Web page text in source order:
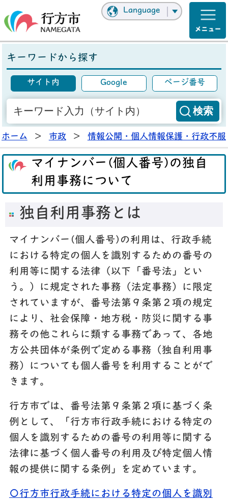
Language
キーワードから探す
サイト内 Google ページ番号
ホーム > 市政 > 情報公開・個人情報保護・行政不服
マイナンバー(個人番号)の独自
利用事務について
独自利用事務とは
マイナンバー(個人番号)の利用は、行政手続
における特定の個人を識別するための番号の
利用等に関する法律（以下「番号法」とい
う。）に規定された事務（法定事務）に限定
されていますが、番号法第９条第２項の規定
により、社会保障・地方税・防災に関する事
務その他これらに類する事務であって、各地
方公共団体が条例で定める事務（独自利用事
務）についても個人番号を利用することがで
きます。
行方市では、番号法第９条第２項に基づく条
例として、「行方市行政手続における特定の
個人を識別するための番号の利用等に関する
法律に基づく個人番号の利用及び特定個人情
報の提供に関する条例」を定めています。
〇行方市行政手続における特定の個人を識別